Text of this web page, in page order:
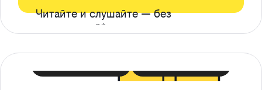
Читайте и слушайте — без
ограничений*